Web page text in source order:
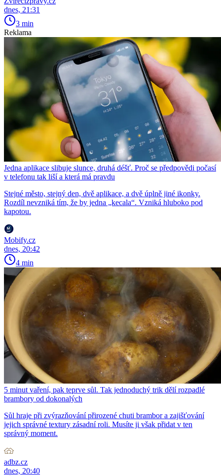
dnes, 21:31
3 min
Reklama
Jedna aplikace slibuje slunce, druhá déšť. Proč se předpovědi počasí
v telefonu tak liší a která má pravdu
Stejné město, stejný den, dvě aplikace, a dvě úplně jiné ikonky.
Rozdíl nevzniká tím, že by jedna „kecala“. Vzniká hluboko pod
kapotou.
Mobify.cz
dnes, 20:42
4 min
5 minut vaření, pak teprve sůl. Tak jednoduchý trik dělí rozpadlé
brambory od dokonalých
Sůl hraje při zvýrazňování přirozené chuti brambor a zajišťování
jejich správné textury zásadní roli. Musíte ji však přidat v ten
správný moment.
adbz.cz
dnes, 20:40